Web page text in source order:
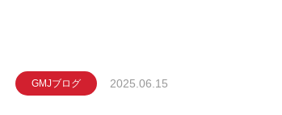
GMJブログ 2025.06.15